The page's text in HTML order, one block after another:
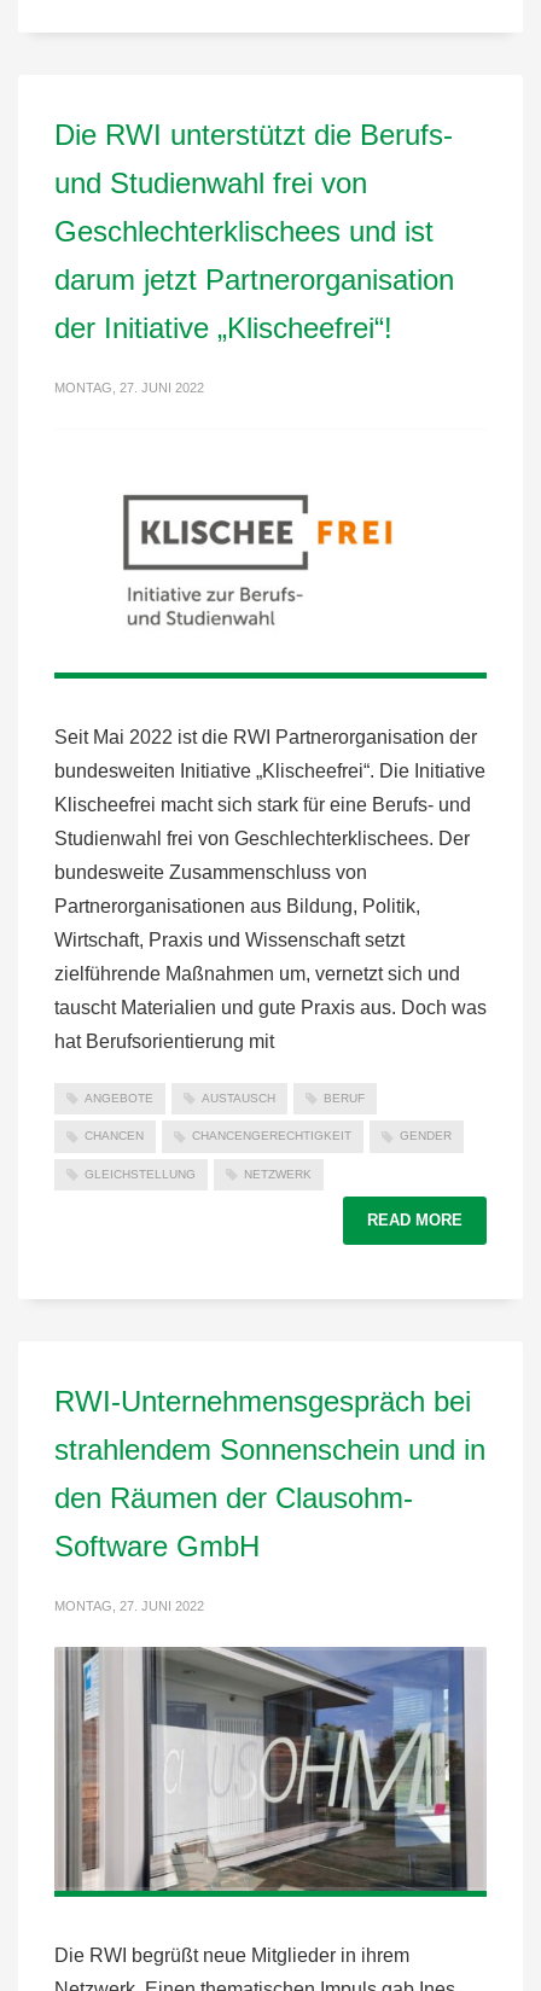
Die RWI unterstützt die Berufs-
und Studienwahl frei von
Geschlechterklischees und ist
darum jetzt Partnerorganisation
der Initiative „Klischeefrei“!
MONTAG, 27. JUNI 2022
Seit Mai 2022 ist die RWI Partnerorganisation der
bundesweiten Initiative „Klischeefrei“. Die Initiative
Klischeefrei macht sich stark für eine Berufs- und
Studienwahl frei von Geschlechterklischees. Der
bundesweite Zusammenschluss von
Partnerorganisationen aus Bildung, Politik,
Wirtschaft, Praxis und Wissenschaft setzt
zielführende Maßnahmen um, vernetzt sich und
tauscht Materialien und gute Praxis aus. Doch was
hat Berufsorientierung mit
ANGEBOTE AUSTAUSCH BERUF
CHANCEN CHANCENGERECHTIGKEIT GENDER
GLEICHSTELLUNG NETZWERK
READ MORE
RWI-Unternehmensgespräch bei
strahlendem Sonnenschein und in
den Räumen der Clausohm-
Software GmbH
MONTAG, 27. JUNI 2022
Die RWI begrüßt neue Mitglieder in ihrem